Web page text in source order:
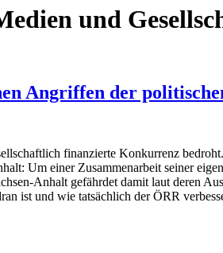
und
Angriffen der
finanzierte Konkurrenz
Um einer Zusammenarbeit seiner
Anhalt gefährdet damit laut deren
ist und wie tatsächlich der ÖRR